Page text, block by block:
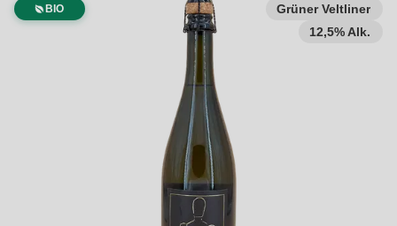
Grüner Veltliner
12,5% Alk.
BIO